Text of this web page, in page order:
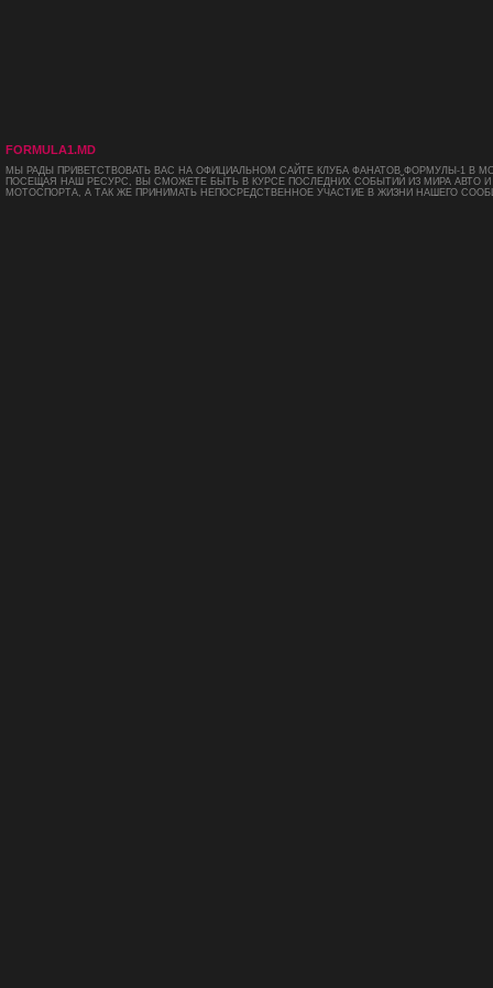
FORMULA1.MD
МЫ РАДЫ ПРИВЕТСТВОВАТЬ ВАС НА ОФИЦИАЛЬНОМ САЙТЕ КЛУБА ФАНАТОВ ФОРМУЛЫ-1 В
ПОСЕЩАЯ НАШ РЕСУРС, ВЫ СМОЖЕТЕ БЫТЬ В КУРСЕ ПОСЛЕДНИХ СОБЫТИЙ ИЗ МИРА АВТО И
МОТОСПОРТА, А ТАК ЖЕ ПРИНИМАТЬ НЕПОСРЕДСТВЕННОЕ УЧАСТИЕ В ЖИЗНИ НАШЕГО